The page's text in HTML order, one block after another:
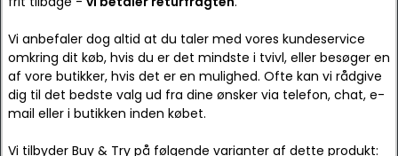
Vi anbefaler dog altid at du taler med vores kundeservice
omkring dit køb, hvis du er det mindste i tvivl, eller besøger en
af vore butikker, hvis det er en mulighed. Ofte kan vi rådgive
dig til det bedste valg ud fra dine ønsker via telefon, chat, e-
mail eller i butikken inden købet.
Vi tilbyder Buy & Try på følgende varianter af dette produkt: